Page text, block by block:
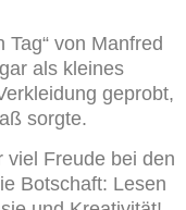
Tag“ von Manfred
als kleines
geprobt,
sorgte.
viel Freude bei den
Botschaft: Lesen